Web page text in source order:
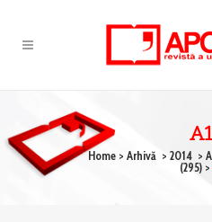
A1
Home > Arhivă > 2014 >
(295) >